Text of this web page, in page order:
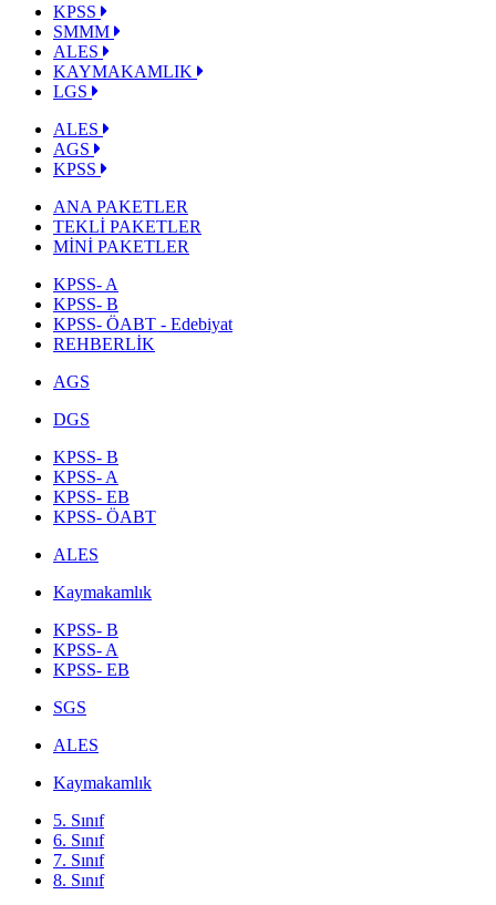
KPSS
SMMM
ALES
KAYMAKAMLIK
LGS
ALES
AGS
KPSS
ANA PAKETLER
TEKLİ PAKETLER
MİNİ PAKETLER
KPSS- A
KPSS- B
KPSS- ÖABT - Edebiyat
REHBERLİK
AGS
DGS
KPSS- B
KPSS- A
KPSS- EB
KPSS- ÖABT
ALES
Kaymakamlık
KPSS- B
KPSS- A
KPSS- EB
SGS
ALES
Kaymakamlık
5. Sınıf
6. Sınıf
7. Sınıf
8. Sınıf